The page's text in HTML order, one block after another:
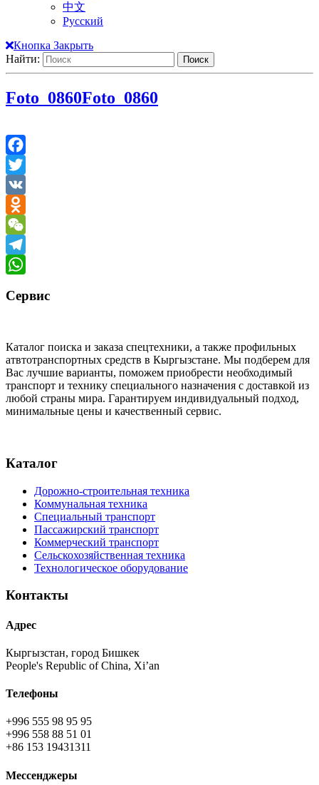
中文
Русский
Кнопка Закрыть
Найти:
Foto_0860Foto_0860
Facebook
Twitter
VK
Odnoklassniki
WeChat
Telegram
Сервис
Каталог поиска и заказа спецтехники, а также профильных
атвтотранспортных средств в Кыргызстане. Мы подберем для
Вас лучшие варианты, поможем приобрести необходимый
транспорт и технику специального назначения с доставкой из
любой страны мира. Гарантируем индивидуальный подход,
минимальные цены и качественный сервис.
Каталог
Дорожно-строительная техника
Коммунальная техника
Специальный транспорт
Пассажирский транспорт
Коммерческий транспорт
Сельскохозяйственная техника
Технологическое оборудование
Контакты
Адрес
Кыргызстан, город Бишкек
People's Republic of China, Xi’an
Телефоны
+996 555 98 95 95
+996 558 88 51 01
+86 153 19431311
Мессенджеры